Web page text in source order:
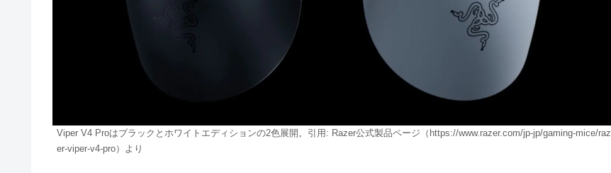
Viper V4 Proはブラックとホワイトエディションの2色展開。引用: Razer公式製品ページ（https://www.razer.com/jp-jp/gaming-mice/raz
er-viper-v4-pro）より